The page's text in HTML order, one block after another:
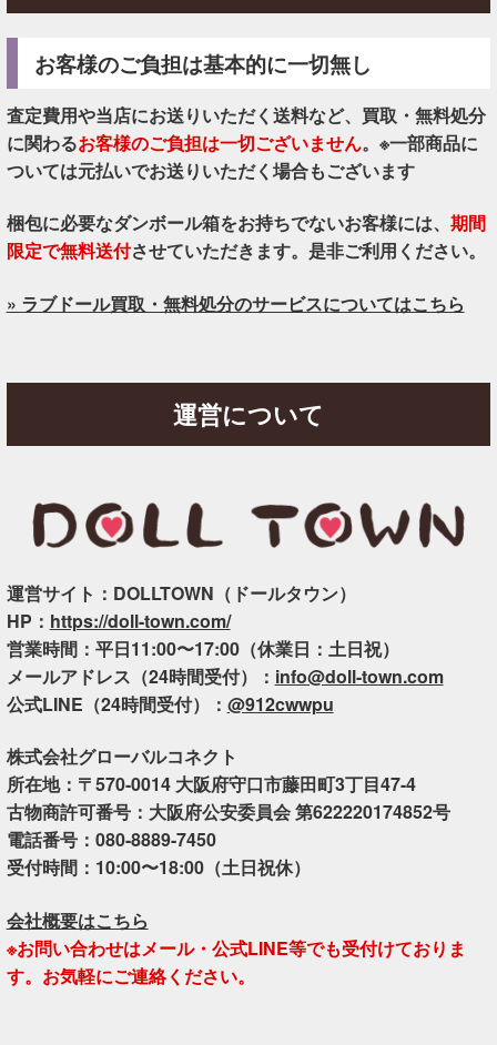
お客様のご負担は基本的に一切無し
査定費用や当店にお送りいただく送料など、買取・無料処分
に関わるお客様のご負担は一切ございません。※一部商品に
ついては元払いでお送りいただく場合もございます
梱包に必要なダンボール箱をお持ちでないお客様には、 期間
限定で無料送付させていただきます。是非ご利用ください。
» ラブドール買取・無料処分のサービスについてはこちら
運営について
運営サイト：DOLLTOWN（ドールタウン）
HP： https://doll-town.com/
営業時間：平日11:00〜17:00（休業日：土日祝）
メールアドレス（24時間受付）： info@doll-town.com
公式LINE（24時間受付）： @912cwwpu
株式会社グローバルコネクト
所在地：〒570-0014 大阪府守口市藤田町3丁目47-4
古物商許可番号：大阪府公安委員会 第622220174852号
電話番号：080-8889-7450
受付時間：10:00〜18:00（土日祝休）
会社概要はこちら
※お問い合わせはメール・公式LINE等でも受付けておりま
す。お気軽にご連絡ください。